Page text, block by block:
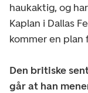
haukaktig, og
Kaplan i Dallas
kommer en
Den britiske
går at han